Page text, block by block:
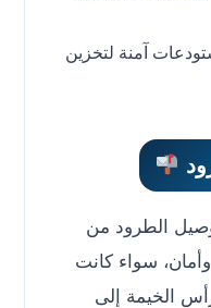
آمنة لتخزين
الطرود من
سواء كانت
الخيمة إلى